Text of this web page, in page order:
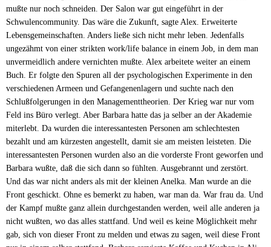
mußte nur noch schneiden. Der Salon war gut eingeführt in der
Schwulencommunity. Das wäre die Zukunft, sagte Alex. Erweiterte
Lebensgemeinschaften. Anders ließe sich nicht mehr leben. Jedenfalls
ungezähmt von einer strikten work/life balance in einem Job, in dem man
unvermeidlich andere vernichten mußte. Alex arbeitete weiter an einem
Buch. Er folgte den Spuren all der psychologischen Experimente in den
verschiedenen Armeen und Gefangenenlagern und suchte nach den
Schlußfolgerungen in den Managementtheorien. Der Krieg war nur vom
Feld ins Büro verlegt. Aber Barbara hatte das ja selber an der Akademie
miterlebt. Da wurden die interessantesten Personen am schlechtesten
bezahlt und am kürzesten angestellt, damit sie am meisten leisteten. Die
interessantesten Personen wurden also an die vorderste Front geworfen und
Barbara wußte, daß die sich dann so fühlten. Ausgebrannt und zerstört.
Und das war nicht anders als mit der kleinen Anelka. Man wurde an die
Front geschickt. Ohne es bemerkt zu haben, war man da. War frau da. Und
der Kampf mußte ganz allein durchgestanden werden, weil alle anderen ja
nicht wußten, wo das alles stattfand. Und weil es keine Möglichkeit mehr
gab, sich von dieser Front zu melden und etwas zu sagen, weil diese Front